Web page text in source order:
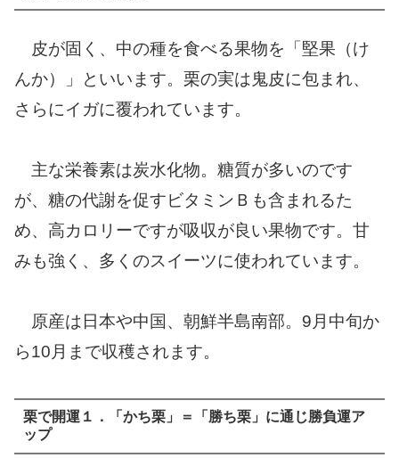
皮が固く、中の種を食べる果物を「堅果（け
んか）」といいます。栗の実は鬼皮に包まれ、
さらにイガに覆われています。
主な栄養素は炭水化物。糖質が多いのです
が、糖の代謝を促すビタミンＢも含まれるた
め、高カロリーですが吸収が良い果物です。甘
みも強く、多くのスイーツに使われています。
原産は日本や中国、朝鮮半島南部。9月中旬か
ら10月まで収穫されます。
栗で開運１．「かち栗」＝「勝ち栗」に通じ勝負運ア
ップ